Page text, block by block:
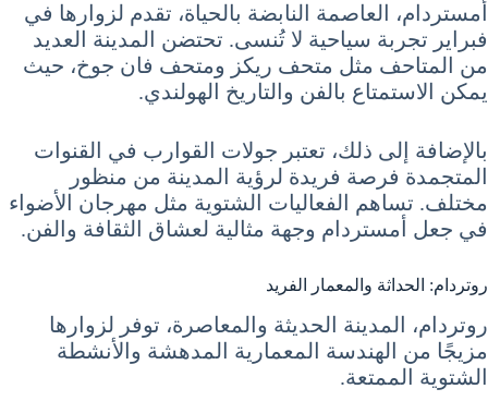
أمستردام، العاصمة النابضة بالحياة، تقدم لزوارها في
فبراير تجربة سياحية لا تُنسى. تحتضن المدينة العديد
من المتاحف مثل متحف ريكز ومتحف فان جوخ، حيث
يمكن الاستمتاع بالفن والتاريخ الهولندي.
بالإضافة إلى ذلك، تعتبر جولات القوارب في القنوات
المتجمدة فرصة فريدة لرؤية المدينة من منظور
مختلف. تساهم الفعاليات الشتوية مثل مهرجان الأضواء
في جعل أمستردام وجهة مثالية لعشاق الثقافة والفن.
روتردام: الحداثة والمعمار الفريد
روتردام، المدينة الحديثة والمعاصرة، توفر لزوارها
مزيجًا من الهندسة المعمارية المدهشة والأنشطة
الشتوية الممتعة.